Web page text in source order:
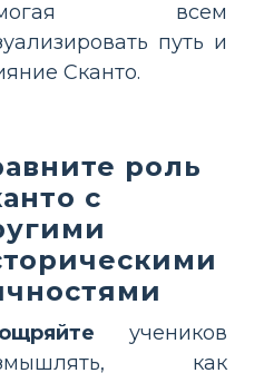
всем
путь и
Скантo.
роль
с
учеников
как